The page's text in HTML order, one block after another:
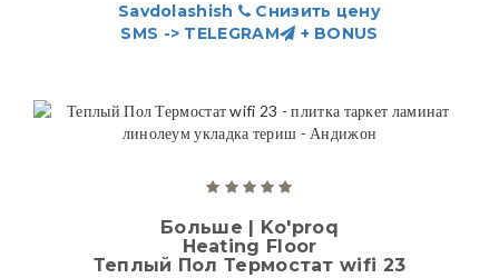
Savdolashish
Снизить цену
SMS -> TELEGRAM
+ BONUS
Больше | Ko'proq
Heating Floor
Теплый Пол Термостат wifi 23